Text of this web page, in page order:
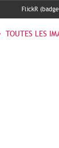
FlickR
TOUTES LES